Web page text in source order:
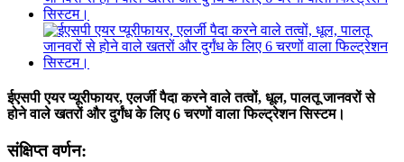
ईएसपी एयर प्यूरीफायर, एलर्जी पैदा करने वाले तत्वों, धूल, पालतू जानवरों से
होने वाले खतरों और दुर्गंध के लिए 6 चरणों वाला फिल्ट्रेशन सिस्टम।
संक्षिप्त वर्णन: